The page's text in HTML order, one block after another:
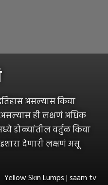
असल्यास किंवा
असल्यास ही लक्षणं अधिक
डोळ्यांतील वर्तुळ किंवा
देणारी लक्षणं असू
Yellow Skin Lumps | saam tv